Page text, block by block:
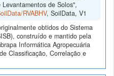
de Solos",
RVABHV, SoilData, V1
obtidos do Sistema
construído e mantido pela
Informática Agropecuária
Classificação, Correlação e